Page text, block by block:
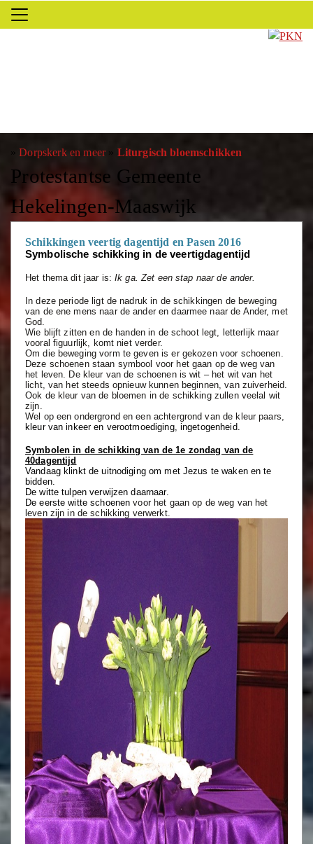
»Dorpskerk en meer» Liturgisch bloemschikken
Protestantse Gemeente
Hekelingen-Maaswijk
Schikkingen veertig dagentijd en Pasen 2016
Symbolische schikking in de veertigdagentijd
Het thema dit jaar is:Ik ga. Zet een stap naar de ander.
In deze periode ligt de nadruk in de schikkingen de beweging
van de ene mens naar de ander en daarmee naar de Ander, met
God.
Wie blijft zitten en de handen in de schoot legt, letterlijk maar
vooral figuurlijk, komt niet verder.
Om die beweging vorm te geven is er gekozen voor schoenen.
Deze schoenen staan symbool voor het gaan op de weg van
het leven. De kleur van de schoenen is wit – het wit van het
licht, van het steeds opnieuw kunnen beginnen, van zuiverheid.
Ook de kleur van de bloemen in de schikking zullen veelal wit
zijn.
Wel op een ondergrond en een achtergrond van de kleur paars,
kleur van inkeer en verootmoediging, ingetogenheid.
Symbolen in de schikking van de 1e zondag van de
40dagentijd
Vandaag klinkt de uitnodiging om met Jezus te waken en te
bidden.
De witte tulpen verwijzen daarnaar.
De eerste witte schoenenvoor het gaan op de weg van het
leven zijn in de schikking verwerkt.